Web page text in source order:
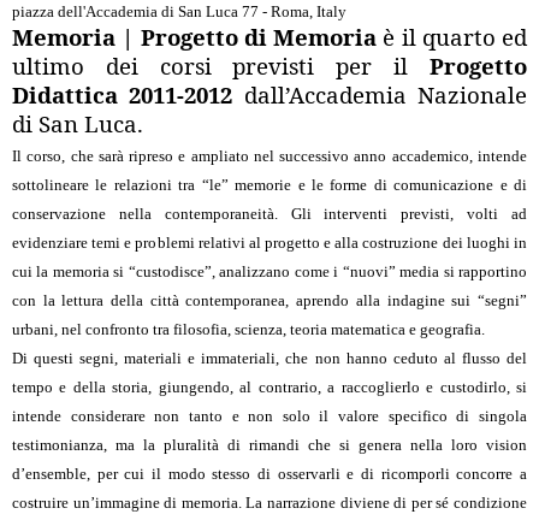
piazza dell'Accademia di San Luca 77 - Roma, Italy
Memoria | Progetto di Memoria è il quarto ed
ultimo dei corsi previsti per il Progetto
Didattica 2011-2012 dall’Accademia Nazionale
di San Luca.
Il corso, che sarà ripreso e ampliato nel successivo anno accademico, intende
sottolineare le relazioni tra “le” memorie e le forme di comunicazione e di
conservazione nella contemporaneità. Gli interventi previsti, volti ad
evidenziare temi e problemi relativi al progetto e alla costruzione dei luoghi in
cui la memoria si “custodisce”, analizzano come i “nuovi” media si rapportino
con la lettura della città contemporanea, aprendo alla indagine sui “segni”
urbani, nel confronto tra filosofia, scienza, teoria matematica e geografia.
Di questi segni, materiali e immateriali, che non hanno ceduto al flusso del
tempo e della storia, giungendo, al contrario, a raccoglierlo e custodirlo, si
intende considerare non tanto e non solo il valore specifico di singola
testimonianza, ma la pluralità di rimandi che si genera nella loro vision
d’ensemble, per cui il modo stesso di osservarli e di ricomporli concorre a
costruire un’immagine di memoria. La narrazione diviene di per sé condizione